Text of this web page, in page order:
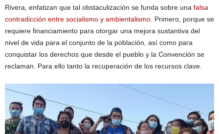
Rivera, enfatizan que tal obstaculización se funda sobre una falsa
contradicción entre socialismo y ambientalismo . Primero, porque se
requiere financiamiento para otorgar una mejora sustantiva del
nivel de vida para el conjunto de la población, así como para
conquistar los derechos que desde el pueblo y la Convención se
reclaman. Para ello tanto la recuperación de los recursos clave.